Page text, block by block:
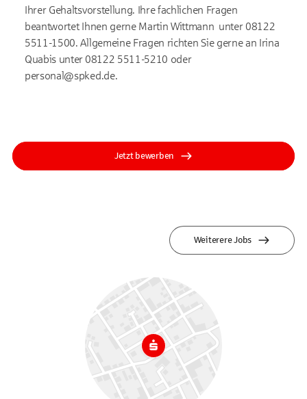
Ihrer Gehaltsvorstellung. Ihre fachlichen Fragen
beantwortet Ihnen gerne Martin Wittmann unter 08122
5511-1500. Allgemeine Fragen richten Sie gerne an Irina
Quabis unter 08122 5511-5210 oder
personal@spked.de.
Jetzt bewerben
Weiterere Jobs